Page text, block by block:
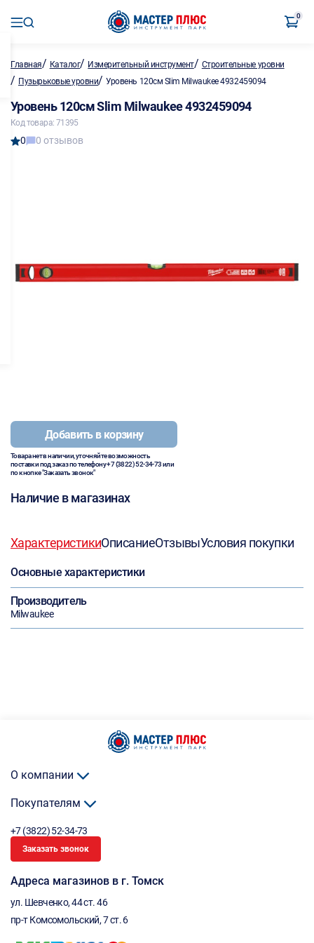
0
Главная/ Каталог/ Измерительный инструмент/ Строительные уровни
/ Пузырьковые уровни/Уровень 120см Slim Milwaukee 4932459094
Уровень 120см Slim Milwaukee 4932459094
Код товара: 71395
0 0 отзывов
Добавить в корзину
Товара нет в наличии, уточняйте возможность
поставки под заказ по телефону+7 (3822) 52-34-73или
по кнопке "Заказать звонок"
Наличие в магазинах
ХарактеристикиОписаниеОтзывыУсловия покупки
Основные характеристики
Производитель
Milwaukee
О компании
Покупателям
+7 (3822) 52-34-73
Заказать звонок
Адреса магазинов в г. Томск
ул. Шевченко, 44 ст. 46
пр-т Комсомольский, 7 ст. 6